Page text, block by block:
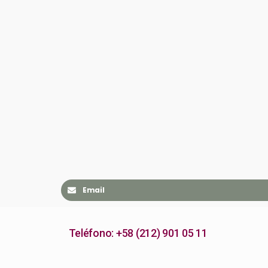
Email
Teléfono: +58 (212) 901 05 11